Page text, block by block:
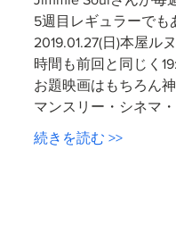
5週目レギュラーでも
2019.01.27(日)本屋ル
時間も前回と同じく
お題映画はもちろん
マンスリー・シネマ
続きを読む >>